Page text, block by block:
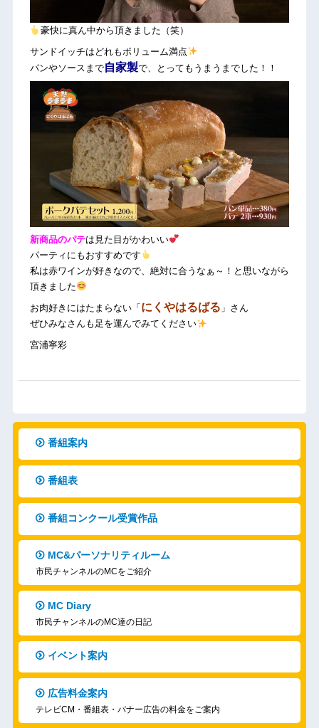
豪快に真ん中から頂きました（笑）
サンドイッチはどれもボリューム満点
パンやソースまで自家製で、とってもうまうまでした！！
新商品のパテは見た目がかわいい
パーティにもおすすめです
私は赤ワインが好きなので、絶対に合うなぁ～！と思いながら
頂きました
お肉好きにはたまらない「 にくやはるばる 」さん
ぜひみなさんも足を運んでみてください
宮浦寧彩
番組案内
番組表
番組コンクール受賞作品
MC&パーソナリティルーム
市民チャンネルのMCをご紹介
MC Diary
市民チャンネルのMC達の日記
イベント案内
広告料金案内
テレビCM・番組表・バナー広告の料金をご案内